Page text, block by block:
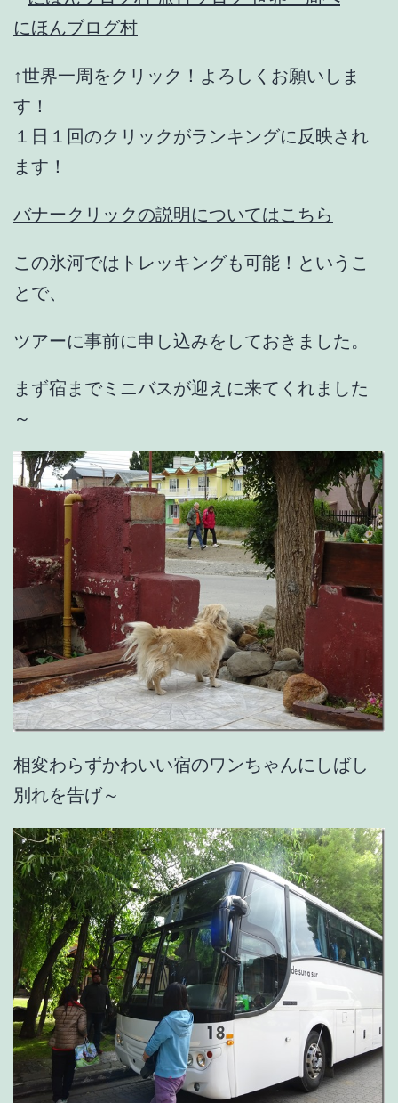
にほんブログ村
↑世界一周をクリック！よろしくお願いしま
す！
１日１回のクリックがランキングに反映され
ます！
バナークリックの説明についてはこちら
この氷河ではトレッキングも可能！というこ
とで、
ツアーに事前に申し込みをしておきました。
まず宿までミニバスが迎えに来てくれました
～
相変わらずかわいい宿のワンちゃんにしばし
別れを告げ～